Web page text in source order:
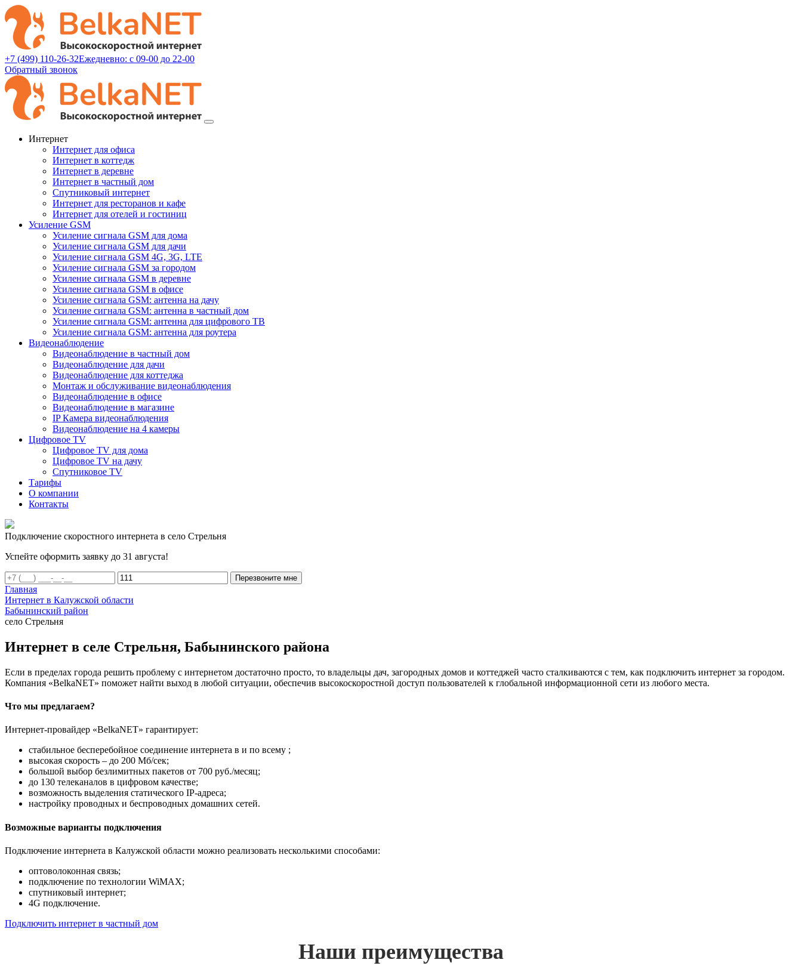
+7 (499) 110-26-32Ежедневно: с 09-00 до 22-00
Обратный звонок
Интернет
Интернет для офиса
Интернет в коттедж
Интернет в деревне
Интернет в частный дом
Спутниковый интернет
Интернет для ресторанов и кафе
Интернет для отелей и гостиниц
Усиление GSM
Усиление сигнала GSM для дома
Усиление сигнала GSM для дачи
Усиление сигнала GSM 4G, 3G, LTE
Усиление сигнала GSM за городом
Усиление сигнала GSM в деревне
Усиление сигнала GSM в офисе
Усиление сигнала GSM: антенна на дачу
Усиление сигнала GSM: антенна в частный дом
Усиление сигнала GSM: антенна для цифрового ТВ
Усиление сигнала GSM: антенна для роутера
Видеонаблюдение
Видеонаблюдение в частный дом
Видеонаблюдение для дачи
Видеонаблюдение для коттеджа
Монтаж и обслуживание видеонаблюдения
Видеонаблюдение в офисе
Видеонаблюдение в магазине
IP Камера видеонаблюдения
Видеонаблюдение на 4 камеры
Цифровое TV
Цифровое TV для дома
Цифровое TV на дачу
Спутниковое TV
Тарифы
О компании
Контакты
Подключение скоростного интернета в село Стрельня
Успейте оформить заявку до 31 августа!
Перезвоните мне
Главная
Интернет в Калужской области
Бабынинский район
село Стрельня
Интернет в селе Стрельня, Бабынинского района
Если в пределах города решить проблему с интернетом достаточно просто, то владельцы дач, загородных домов и коттеджей часто сталкиваются с тем, как подключить интернет за городом.
Компания «BelkaNET» поможет найти выход в любой ситуации, обеспечив высокоскоростной доступ пользователей к глобальной информационной сети из любого места.
Что мы предлагаем?
Интернет-провайдер «BelkaNET» гарантирует:
стабильное бесперебойное соединение интернета в и по всему ;
высокая скорость – до 200 Мб/сек;
большой выбор безлимитных пакетов от 700 руб./месяц;
до 130 телеканалов в цифровом качестве;
возможность выделения статического IP-адреса;
настройку проводных и беспроводных домашних сетей.
Возможные варианты подключения
Подключение интернета в Калужской области можно реализовать несколькими способами:
оптоволоконная связь;
подключение по технологии WiMAX;
спутниковый интернет;
4G подключение.
Подключить интернет в частный дом
Наши преимущества